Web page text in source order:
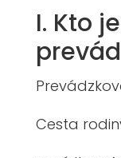
I. Kto je
Cesta